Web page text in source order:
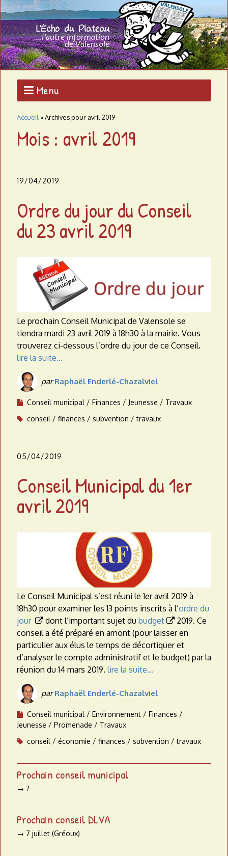
Aller
au
contenu
principal
L
'
É
c
h
o
u
l
a
t
u
L'AUTRE
INFORMATION
DE
VALENSOLE
Menu
Accueil »Archives pour avril 2019
Mois : avril 2019
19/04/2019
Ordre du jour du Conseil
du 23 avril 2019
Le prochain Conseil Municipal de Valensole se
tiendra mardi 23 avril 2019 à 18h30 à la mairie. Vous
trouverez ci-dessous l’ordre du jour de ce Conseil.
lire la suite…
parRaphaël Enderlé-Chazalviel
Conseil municipal Finances Jeunesse
Travaux
conseil
finances subvention travaux
05/04/2019
Conseil Municipal du 1er
avril 2019
Le Conseil Municipal s’est réuni le 1er avril 2019 à
18h30 pour examiner les 13 points inscrits à l’ordre du
jour  dont l’important sujet du budget  2019. Ce
conseil a été préparé en amont (pour laisser en
particulier aux élus le temps de décortiquer et
d’analyser le compte administratif et le budget) par la
réunion du 14 mars 2019. lire la suite…
parRaphaël Enderlé-Chazalviel
Conseil municipal Environnement
Finances
Jeunesse
Promenade
Travaux
conseil
économie finances subvention travaux
Prochain conseil municipal
→ ?
Prochain conseil DLVA
→ 7 juillet (Gréoux)